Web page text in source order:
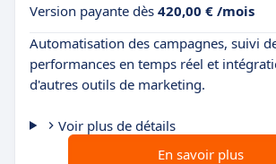
Version payante dès 420,00 € /mois
Automatisation des campagnes, suivi
performances en temps réel et
d'autres outils de marketing.
Voir plus de détails
En savoir plus